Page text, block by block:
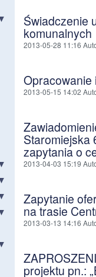
Świadczenie
komunalnych
2013-05-28 11:16
Opracowanie
2013-05-15 14:02
Staromiejska
zapytania o
2013-04-03 15:19
Zapytanie
na trasie
2013-03-13 14:16
projektu pn.: